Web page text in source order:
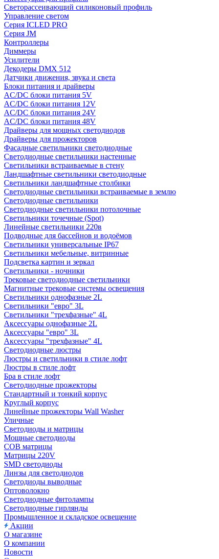
Светорассеивающий силиконовый профиль
Управление светом
Серия ICLED PRO
Серия JM
Контроллеры
Диммеры
Усилители
Декодеры DMX 512
Датчики движения, звука и света
Блоки питания и драйверы
AC/DC блоки питания 5V
AC/DC блоки питания 12V
AC/DC блоки питания 24V
AC/DC блоки питания 48V
Драйверы для мощных светодиодов
Драйверы для прожекторов
Фасадные светильники светодиодные
Светодиодные светильники настенные
Светильники встраиваемые в стену
Ландшафтные светильники светодиодные
Светильники ландшафтные столбики
Светодиодные светильники встраиваемые в землю
Светодиодные светильники
Светодиодные светильники потолочные
Светильники точечные (Spot)
Линейные светильники 220в
Подводные для бассейнов и водоёмов
Светильники универсальные IP67
Светильники мебельные, витринные
Подсветка картин и зеркал
Светильники - ночники
Трековые светодиодные светильники
Магнитные трековые системы освещения
Светильники однофазные 2L
Светильники "евро" 3L
Светильники "трехфазные" 4L
Аксессуары однофазные 2L
Аксессуары "евро" 3L
Аксессуары "трехфазные" 4L
Светодиодные люстры
Люстры и светильники в стиле лофт
Люстры в стиле лофт
Бра в стиле лофт
Светодиодные прожекторы
Стандартный и тонкий корпус
Круглый корпус
Линейные прожекторы Wall Washer
Уличные
Светодиоды и матрицы
Мощные светодиоды
COB матрицы
Матрицы 220V
SMD светодиоды
Линзы для светодиодов
Светодиоды выводные
Оптоволокно
Светодиодные фитолампы
Светодиодные гирлянды
Промышленное и складское освещение
Акции
О магазине
О компании
Новости